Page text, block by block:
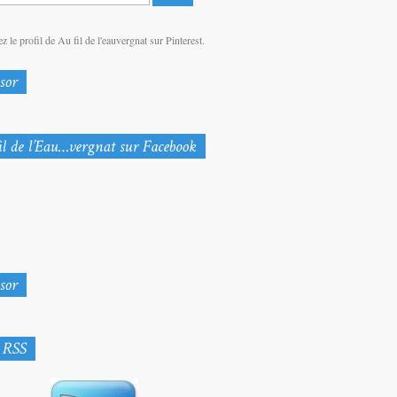
le profil de Au fil de l'eauvergnat sur Pinterest.